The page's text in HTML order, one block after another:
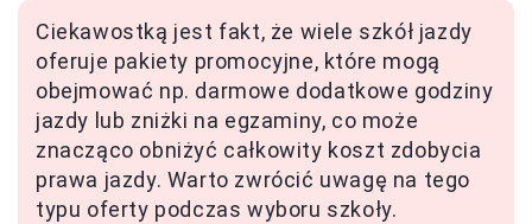
Ciekawostką jest fakt, że wiele szkół jazdy
oferuje pakiety promocyjne, które mogą
obejmować np. darmowe dodatkowe godziny
jazdy lub zniżki na egzaminy, co może
znacząco obniżyć całkowity koszt zdobycia
prawa jazdy. Warto zwrócić uwagę na tego
typu oferty podczas wyboru szkoły.